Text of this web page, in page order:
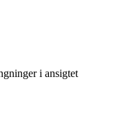
i ansigtet